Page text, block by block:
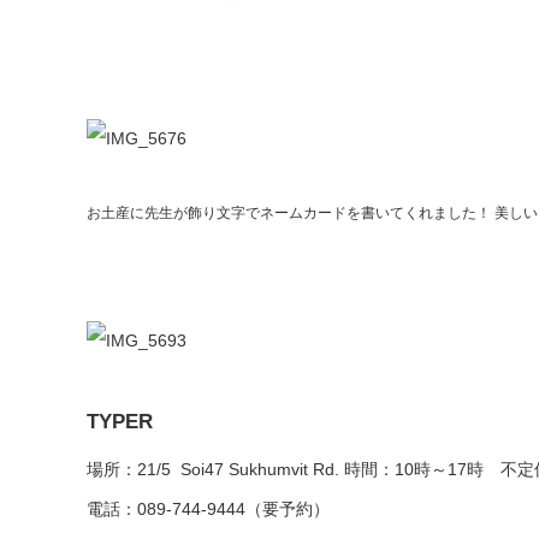
お土産に先生が飾り文字でネームカードを書いてくれました！ 美しい
TYPER
場所：21/5 Soi47 Sukhumvit Rd. 時間：10時～17時 不定
電話：089-744-9444（要予約）